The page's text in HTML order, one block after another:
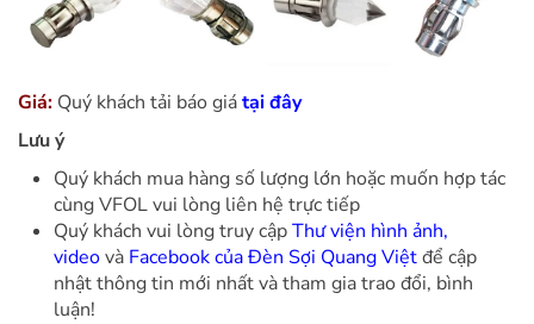
Giá: Quý khách tải báo giátại đây
Lưu ý
Quý khách mua hàng số lượng lớn hoặc muốn hợp tác
cùng VFOL vui lòng liên hệ trực tiếp
Quý khách vui lòng truy cậpThư viện hình ảnh,
videovà Facebook của Đèn Sợi Quang Việtđể cập
nhật thông tin mới nhất và tham gia trao đổi, bình
luận!